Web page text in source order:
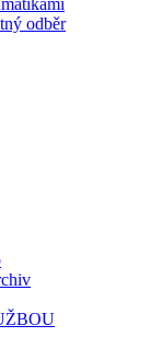
odběr